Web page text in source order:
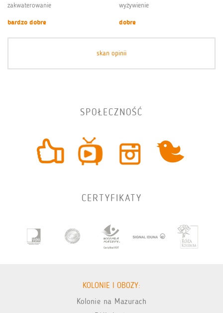
zakwaterowanie
bardzo dobre
wyżywienie
dobre
skan opinii
SPOŁECZNOŚĆ
CERTYFIKATY
KOLONIE I OBOZY:
Kolonie na Mazurach